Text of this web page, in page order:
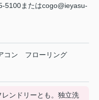
5100またはcogo@ieyasu-
コン フローリング
ンドリーとも。独立洗